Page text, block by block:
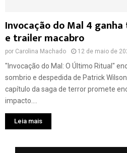
Invocação do Mal 4
e trailer macabro
por Carolina Machado 12 de maio de
"Invocação do Mal: O Último Ritual"
sombrio e despedida de Patrick
capítulo da saga de terror promete
impacto....
Leia mais